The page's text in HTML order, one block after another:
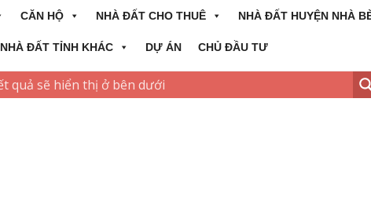
CĂN HỘ NHÀ ĐẤT CHO THUÊ NHÀ ĐẤT HUYỆN NHÀ
NHÀ ĐẤT TỈNH KHÁC DỰ ÁN CHỦ ĐẦU TƯ